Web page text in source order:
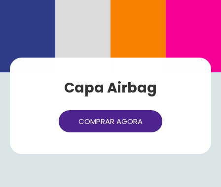
Capa Airbag
COMPRAR AGORA